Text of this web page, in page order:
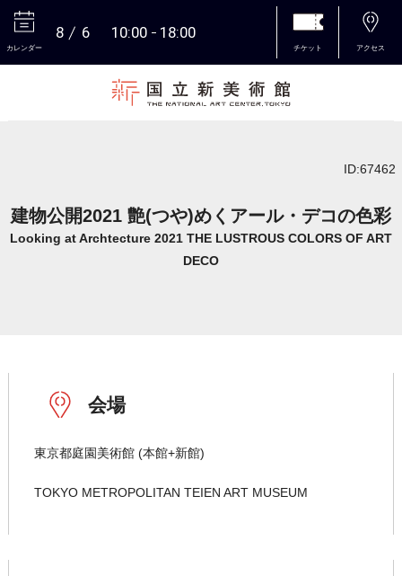
カレンダー
8 6 10:00 18:00
チケット アクセス
ID:67462
建物公開2021 艶(つや)めくアール・デコの色彩
Looking at Archtecture 2021 THE LUSTROUS COLORS OF ART
DECO
会場
東京都庭園美術館 (本館+新館)
TOKYO METROPOLITAN TEIEN ART MUSEUM